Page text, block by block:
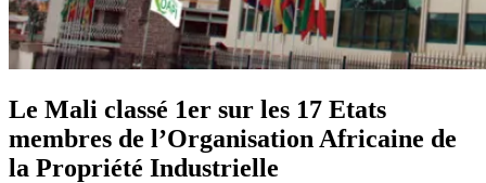
Le Mali classé 1er sur les 17 Etats
membres de l’Organisation Africaine de
la Propriété Industrielle